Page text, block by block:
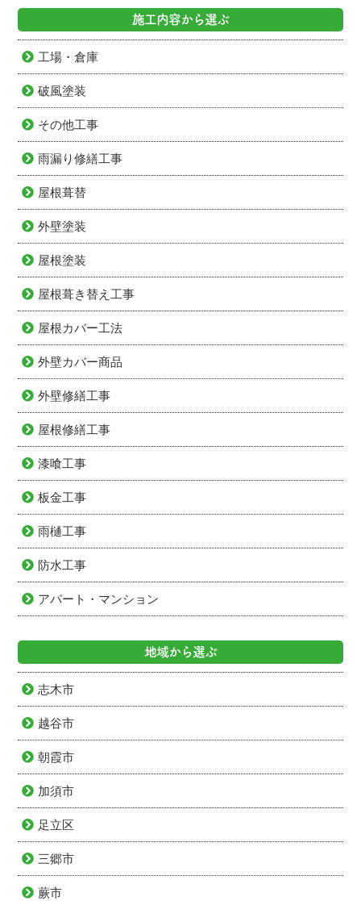
施工内容から選ぶ
工場・倉庫
破風塗装
その他工事
雨漏り修繕工事
屋根葺替
外壁塗装
屋根塗装
屋根葺き替え工事
屋根カバー工法
外壁カバー商品
外壁修繕工事
屋根修繕工事
漆喰工事
板金工事
雨樋工事
防水工事
アパート・マンション
地域から選ぶ
志木市
越谷市
朝霞市
加須市
足立区
三郷市
蕨市